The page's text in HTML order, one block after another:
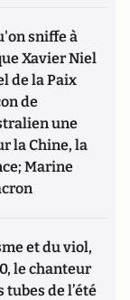
sniffe à
Xavier Niel
de la Paix
de
une
la Chine, la
Marine
et du viol,
le chanteur
tubes de l’été